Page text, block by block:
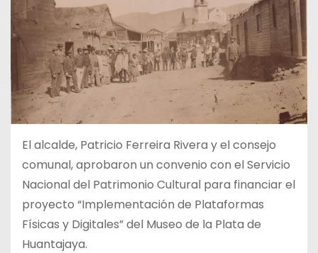
El alcalde, Patricio Ferreira Rivera y el consejo
comunal, aprobaron un convenio con el Servicio
Nacional del Patrimonio Cultural para financiar el
proyecto “Implementación de Plataformas
Físicas y Digitales” del Museo de la Plata de
Huantajaya.